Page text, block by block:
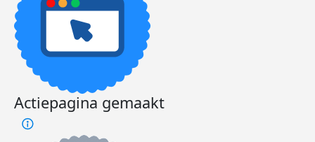
Actiepagina gemaakt